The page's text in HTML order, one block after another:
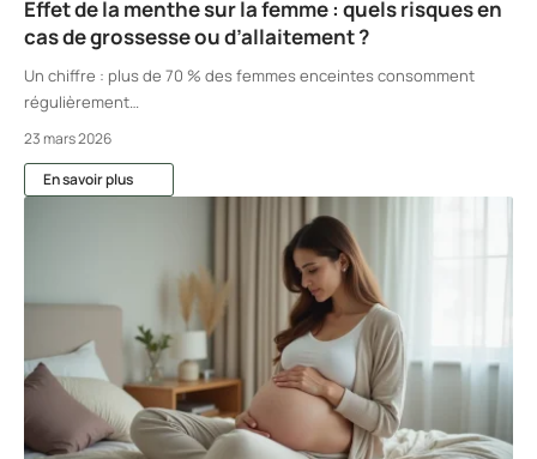
Effet de la menthe sur la femme : quels risques en
cas de grossesse ou d’allaitement ?
Un chiffre : plus de 70 % des femmes enceintes consomment
régulièrement…
23 mars 2026
En savoir plus